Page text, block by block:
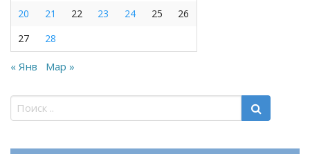
20
21 22 23 24 25
26
27
28
« Янв Мар »